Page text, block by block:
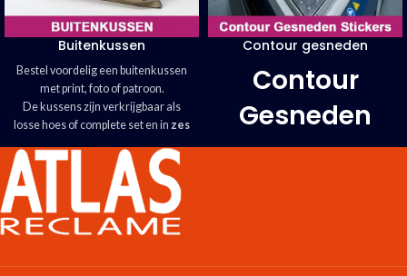
Buitenkussen
Bestel voordelig een buitenkussen
met print, foto of patroon.
De kussens zijn verkrijgbaar als
losse hoes of complete set en in zes
De Atlas Reclame kussens zijn
100% recyclebaar.
Geen ontwerp? Geen probleem, wij
helpen u graag!
Contour gesneden
Contour
Gesneden
Stickers:
Maximale